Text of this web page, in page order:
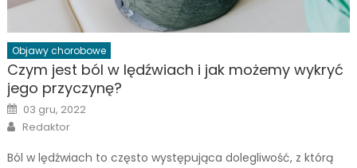
Objawy chorobowe
Czym jest ból w lędźwiach i jak możemy wykryć
jego przyczynę?
Posted
on
03 gru, 2022
Author
Redaktor
Ból w lędźwiach to często występująca dolegliwość, z którą